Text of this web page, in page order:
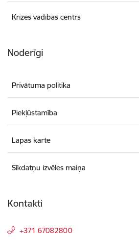
Krīzes vadības centrs
Noderīgi
Privātuma politika
Piekļūstamība
Lapas karte
Sīkdatņu izvēles maiņa
Kontakti
+371 67082800